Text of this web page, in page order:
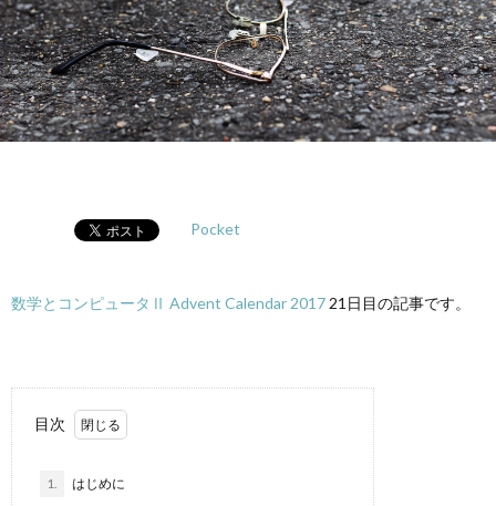
ロ
ジ
ー
Pocket
数学とコンピュータⅡ Advent Calendar 2017 21日目の記事です。
目次
1. はじめに